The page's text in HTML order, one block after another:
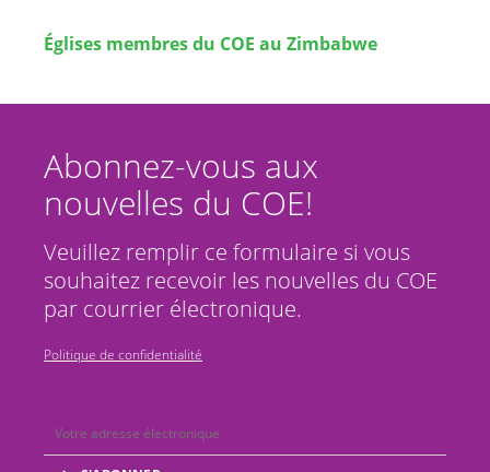
Églises membres du COE au Zimbabwe
Abonnez-vous aux
nouvelles du COE!
Veuillez remplir ce formulaire si vous
souhaitez recevoir les nouvelles du COE
par courrier électronique.
Politique de confidentialité